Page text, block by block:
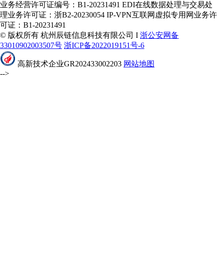
业务经营许可证编号：B1-20231491 EDI在线数据处理与交易处
理业务许可证：浙B2-20230054 IP-VPN互联网虚拟专用网业务许
可证：B1-20231491
© 版权所有 杭州辰链信息科技有限公司 I 浙公安网备
33010902003507号 浙ICP备2022019151号-6
高新技术企业GR202433002203 网站地图
-->